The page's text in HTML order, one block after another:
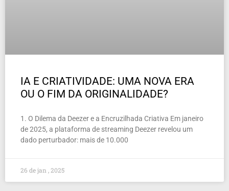
IA E CRIATIVIDADE: UMA NOVA ERA
OU O FIM DA ORIGINALIDADE?
1. O Dilema da Deezer e a Encruzilhada Criativa Em janeiro
de 2025, a plataforma de streaming Deezer revelou um
dado perturbador: mais de 10.000
26 de jan , 2025